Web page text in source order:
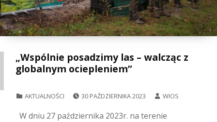
„Wspólnie posadzimy las – walcząc z
globalnym ociepleniem”
AKTUALNOŚCI 30 PAŹDZIERNIKA 2023 WIOS
W dniu 27 października 2023r. na terenie